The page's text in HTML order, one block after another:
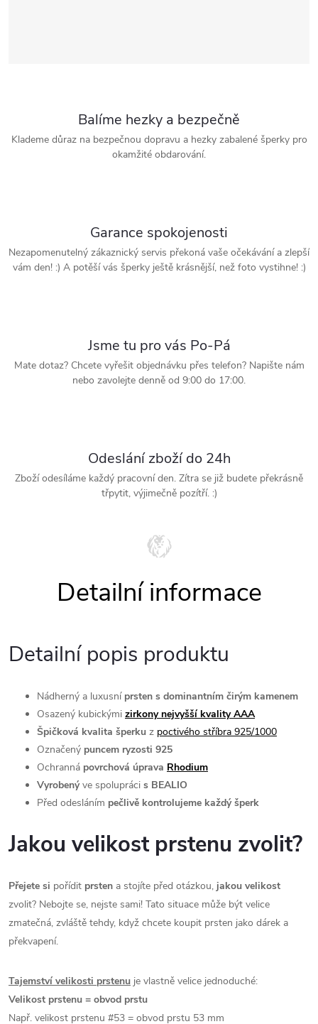
Balíme hezky a bezpečně
Klademe důraz na bezpečnou dopravu a hezky zabalené šperky pro
okamžité obdarování.
Garance spokojenosti
Nezapomenutelný zákaznický servis překoná vaše očekávání a zlepší
vám den! :) A potěší vás šperky ještě krásnější, než foto vystihne! :)
Jsme tu pro vás Po-Pá
Mate dotaz? Chcete vyřešit objednávku přes telefon? Napište nám
nebo zavolejte denně od 9:00 do 17:00.
Odeslání zboží do 24h
Zboží odesíláme každý pracovní den. Zítra se již budete překrásně
třpytit, výjimečně pozítří. :)
Detailní popis produktu
Nádherný a luxusní prsten s dominantním čirým kamenem
Osazený kubickými zirkony nejvyšší kvality AAA
Špičková kvalita šperku z poctivého stříbra 925/1000
Označený puncem ryzosti 925
Ochranná povrchová úprava Rhodium
Vyrobenýve spolupráci s BEALIO
Před odesláním pečlivě kontrolujeme každý šperk
Jakou velikost prstenu zvolit?
Přejete si pořídit prsten a stojíte před otázkou, jakou velikost
zvolit? Nebojte se, nejste sami! Tato situace může být velice
zmatečná, zvláště tehdy, když chcete koupit prsten jako dárek a
překvapení.
Tajemství velikosti prstenu je vlastně velice jednoduché:
Velikost prstenu = obvod prstu
Např. velikost prstenu #53 = obvod prstu 53 mm